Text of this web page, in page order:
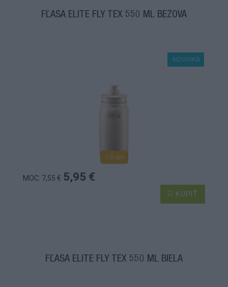
FĽAŠA ELITE FLY TEX 550 ML BÉŽOVÁ
NOVINKA
1-3 dní
MOC: 7,55 € 5,95 €
KÚPIŤ
FĽAŠA ELITE FLY TEX 550 ML BIELA